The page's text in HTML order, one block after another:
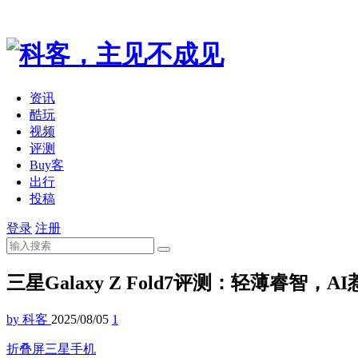
资讯
酷玩
视频
评测
Buy客
出行
投稿
登录 注册
三星Galaxy Z Fold7评测：轻薄睿智，AI
by 科客 2025/08/05 1
折叠屏三星手机